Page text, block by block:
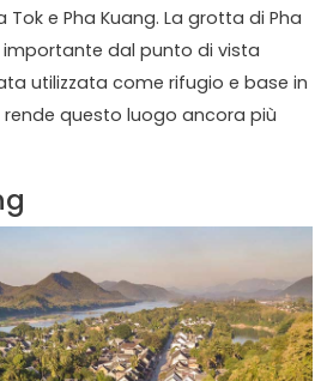
Tok e Pha Kuang. La grotta di Pha
dal punto di vista
utilizzata come rifugio e base in
questo luogo ancora più